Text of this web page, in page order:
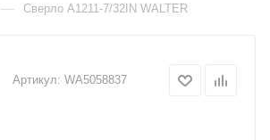
— Сверло A1211-7/32IN WALTER
Артикул: WA5058837